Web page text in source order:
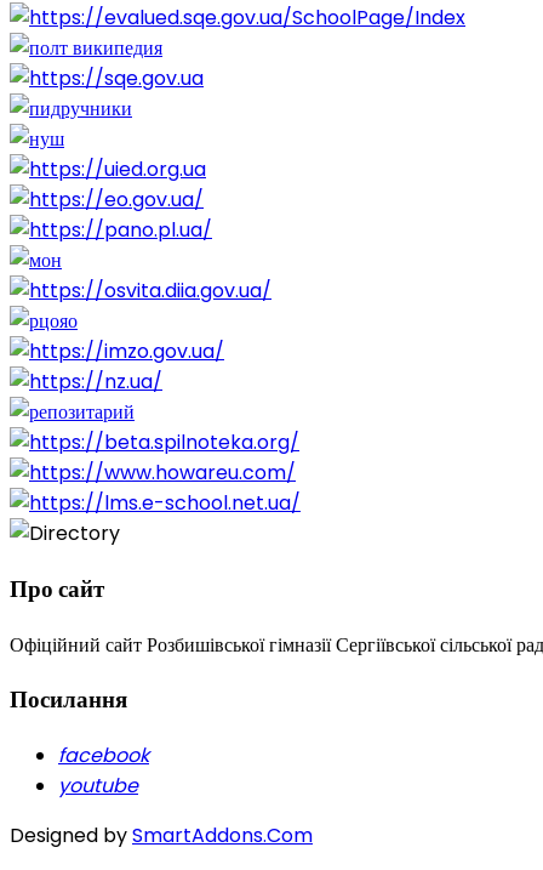
Про сайт
Офіційний сайт Розбишівської гімназії Сергіївської сільської
Посилання
facebook
youtube
Designed bySmartAddons.Com